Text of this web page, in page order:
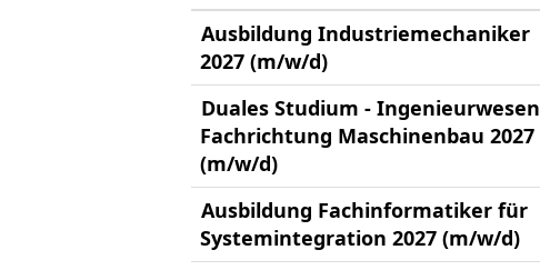
Ausbildung Industriemechaniker
2027 (m/w/d)
Duales Studium - Ingenieurwesen
Fachrichtung Maschinenbau 2027
(m/w/d)
Ausbildung Fachinformatiker für
Systemintegration 2027 (m/w/d)